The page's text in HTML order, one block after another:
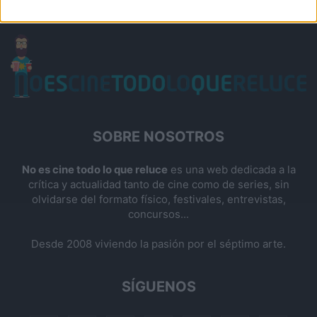
SOBRE NOSOTROS
No es cine todo lo que reluce es una web dedicada a la
crítica y actualidad tanto de cine como de series, sin
olvidarse del formato físico, festivales, entrevistas,
concursos...
Desde 2008 viviendo la pasión por el séptimo arte.
SÍGUENOS